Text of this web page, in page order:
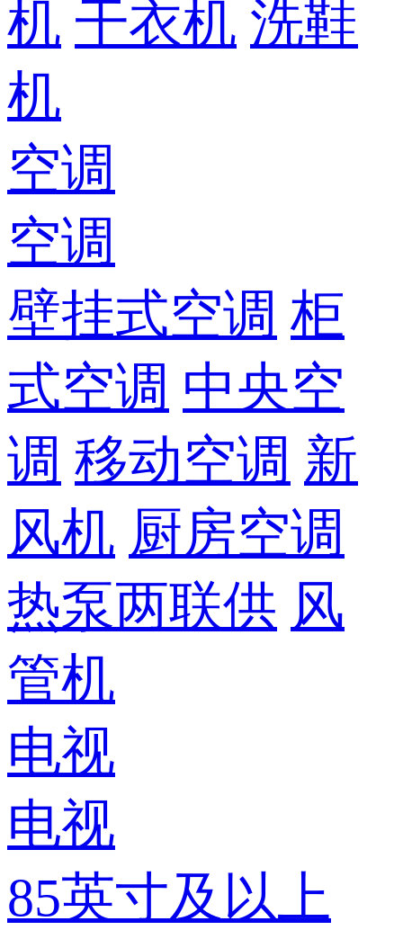
机 干衣机 洗鞋
机
空调
空调
壁挂式空调 柜
式空调 中央空
调 移动空调 新
风机 厨房空调
热泵两联供 风
管机
电视
电视
85英寸及以上